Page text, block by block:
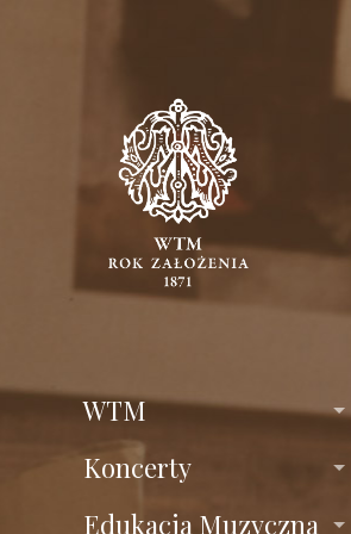
WTM
Koncerty
Edukacja Muzyczna